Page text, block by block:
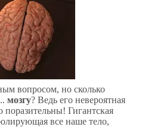
вопросом, но сколько
мозгу? Ведь его невероятная
поразительны! Гигантская
все наше тело,